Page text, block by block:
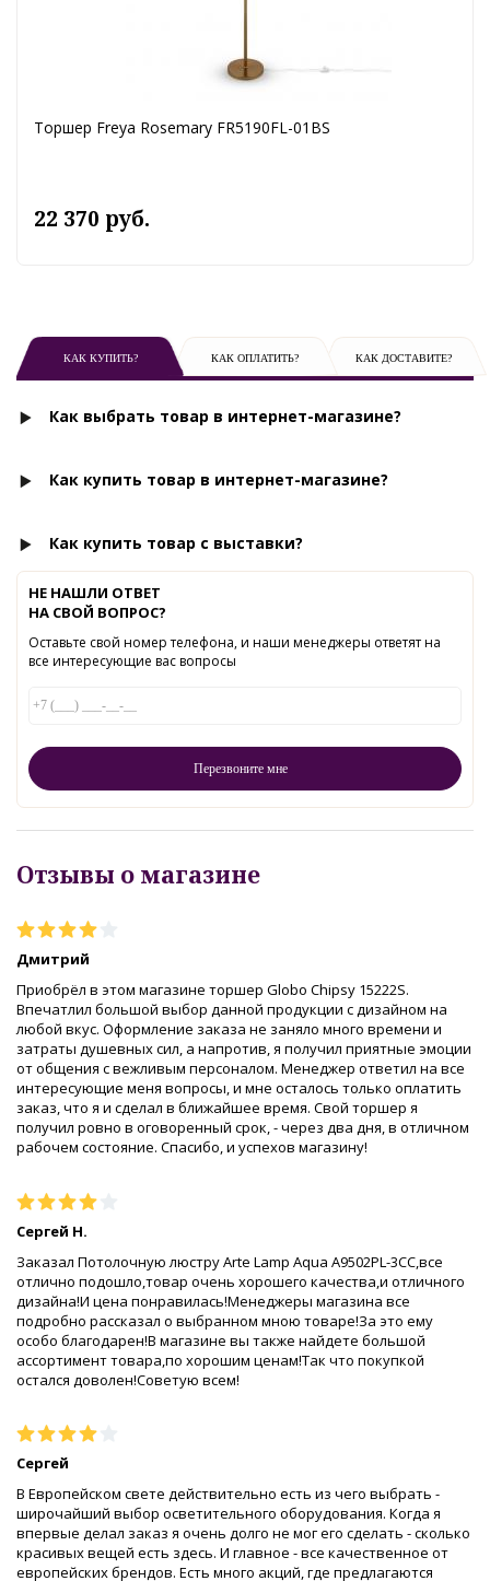
Торшер Freya Rosemary FR5190FL-01BS
22 370 руб.
КАК КУПИТЬ? КАК ОПЛАТИТЬ? КАК ДОСТАВИТЕ?
Как выбрать товар в интернет-магазине?
Как купить товар в интернет-магазине?
Как купить товар с выставки?
НЕ НАШЛИ ОТВЕТ
НА СВОЙ ВОПРОС?
Оставьте свой номер телефона, и наши менеджеры ответят на
все интересующие вас вопросы
Отзывы о магазине
Дмитрий
Приобрёл в этом магазине торшер Globo Chipsy 15222S.
Впечатлил большой выбор данной продукции с дизайном на
любой вкус. Оформление заказа не заняло много времени и
затраты душевных сил, а напротив, я получил приятные эмоции
от общения с вежливым персоналом. Менеджер ответил на все
интересующие меня вопросы, и мне осталось только оплатить
заказ, что я и сделал в ближайшее время. Свой торшер я
получил ровно в оговоренный срок, - через два дня, в отличном
рабочем состояние. Спасибо, и успехов магазину!
Сергей Н.
Заказал Потолочную люстру Arte Lamp Aqua A9502PL-3CC,все
отлично подошло,товар очень хорошего качества,и отличного
дизайна!И цена понравилась!Менеджеры магазина все
подробно рассказал о выбранном мною товаре!За это ему
особо благодарен!В магазине вы также найдете большой
ассортимент товара,по хорошим ценам!Так что покупкой
остался доволен!Советую всем!
Сергей
В Европейском свете действительно есть из чего выбрать -
широчайший выбор осветительного оборудования. Когда я
впервые делал заказ я очень долго не мог его сделать - сколько
красивых вещей есть здесь. И главное - все качественное от
европейских брендов. Есть много акций, где предлагаются